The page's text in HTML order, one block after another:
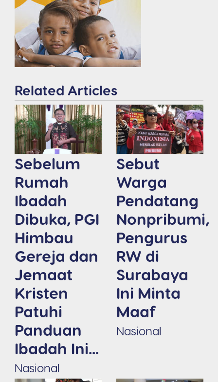
Related Articles
Sebelum
Rumah
Ibadah
Dibuka, PGI
Himbau
Gereja dan
Jemaat
Kristen
Patuhi
Panduan
Ibadah Ini...
Nasional
Sebut
Warga
Pendatang
Nonpribumi,
Pengurus
RW di
Surabaya
Ini Minta
Maaf
Nasional